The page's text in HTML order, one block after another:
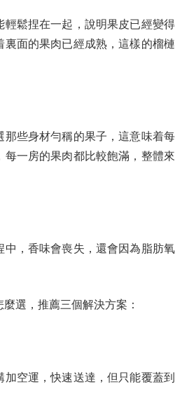
鬆捏在一起，說明果皮已經變得
裏面的果肉已經成熟，這樣的榴槤
些身材勻稱的果子，這意味着每
每一房的果肉都比較飽滿，整體來
，香味會喪失，還會因為脂肪氧
，推薦三個解決方案：
空運，快速送達，但只能覆蓋到